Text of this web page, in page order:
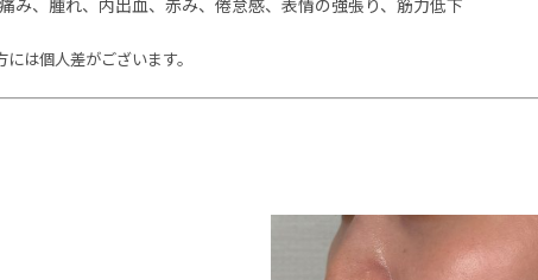
み、腫れ、内出血、赤み、倦怠感、表情の強張り、筋力低下
は個人差がございます。